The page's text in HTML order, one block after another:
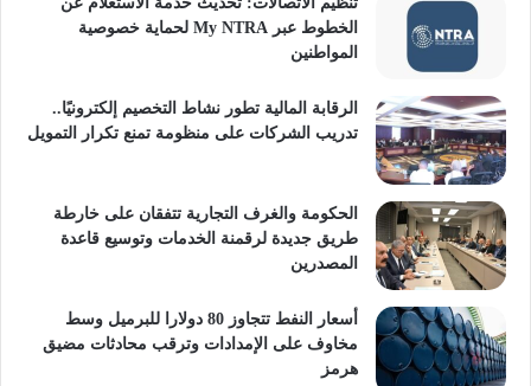
الخطوط عبر My NTRA لحماية خصوصية
المواطنين
الرقابة المالية تطور نشاط التخصيم إلكترونيًا..
تدريب الشركات على منظومة تمنع تكرار التمويل
الحكومة والغرف التجارية تتفقان على خارطة
طريق جديدة لرقمنة الخدمات وتوسيع قاعدة
المصدرين
أسعار النفط تتجاوز 80 دولارا للبرميل وسط
مخاوف على الإمدادات وترقب محادثات مضيق
هرمز